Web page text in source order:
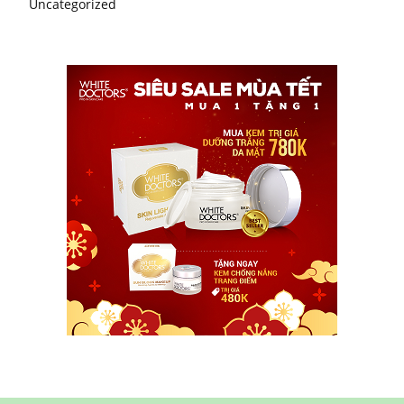
Uncategorized